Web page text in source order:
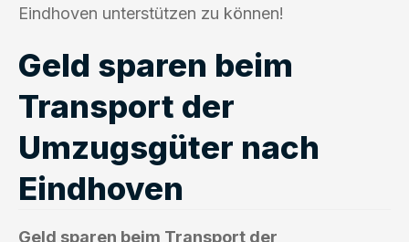
Eindhoven unterstützen zu können!
Geld sparen beim
Transport der
Umzugsgüter nach
Eindhoven
Geld sparen beim Transport der